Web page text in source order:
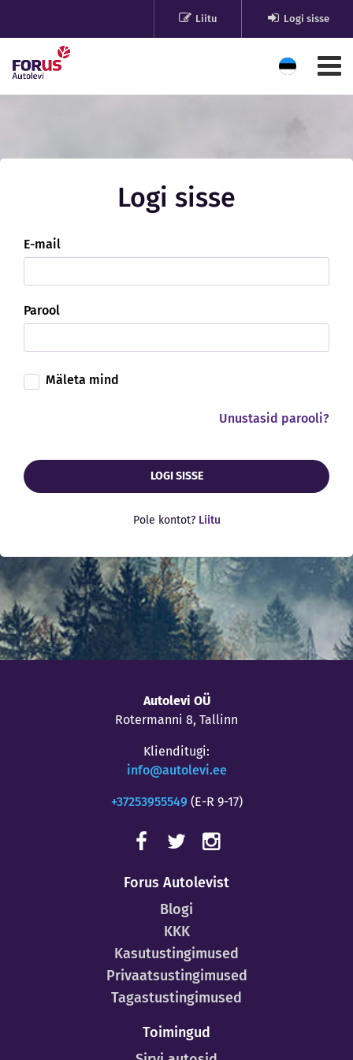
Liitu Logi sisse
Logi sisse
E-mail
Parool
Mäleta mind
Unustasid parooli?
LOGI SISSE
Pole kontot? Liitu
Autolevi OÜ
Rotermanni 8, Tallinn
Klienditugi:
info@autolevi.ee
+37253955549 (E-R 9-17)
Forus Autolevist
Blogi
KKK
Kasutustingimused
Privaatsustingimused
Tagastustingimused
Toimingud